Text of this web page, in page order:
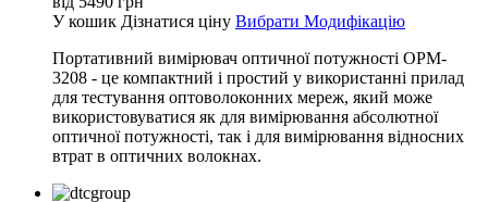
У кошик Дізнатися ціну Вибрати Модифікацію
Портативний вимірювач оптичної потужності OPM-
3208 - це компактний і простий у використанні прилад
для тестування оптоволоконних мереж, який може
використовуватися як для вимірювання абсолютної
оптичної потужності, так і для вимірювання відносних
втрат в оптичних волокнах.